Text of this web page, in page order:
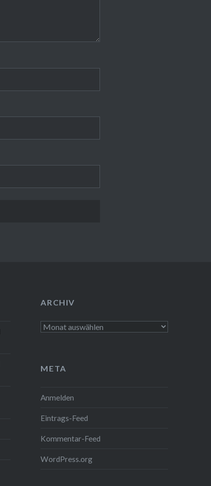
ARCHIV
Archiv
META
Anmelden
Eintrags-Feed
Kommentar-Feed
WordPress.org